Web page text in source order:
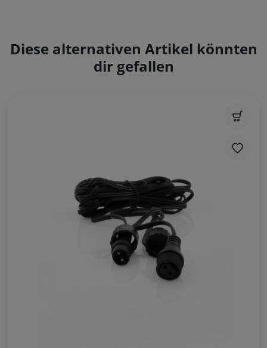
Diese alternativen Artikel könnten
dir gefallen